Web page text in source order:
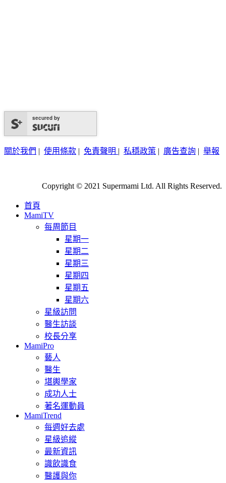
secured by
關於我們 | 使用條款 | 免責聲明 | 私穩政策 | 廣告查詢 | 舉報
Copyright © 2021 Supermami Ltd. All Rights Reserved.
首頁
MamiTV
每周節目
星期一
星期二
星期三
星期四
星期五
星期六
星級訪問
醫生訪談
校長分享
MamiPro
藝人
醫生
堪輿學家
成功人士
著名運動員
MamiTrend
每週好去處
星級追縱
最新資訊
識飲識食
醫護與你